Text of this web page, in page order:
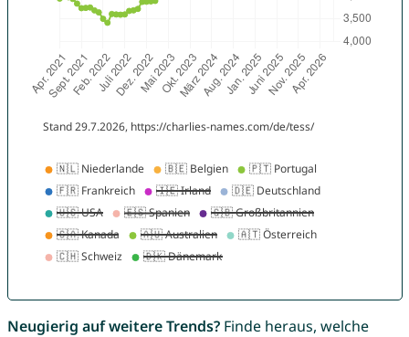
Neugierig auf weitere Trends?Finde heraus, welche